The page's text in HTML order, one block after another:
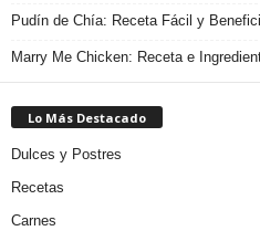
Pudín de Chía: Receta Fácil y
Marry Me Chicken: Receta e
Lo Más Destacado
Dulces y Postres
Recetas
Carnes